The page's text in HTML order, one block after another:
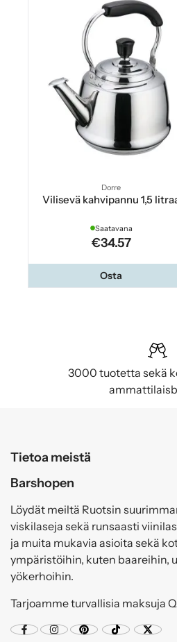
Dorre
Vilisevä kahvipannu 1,5
Saatavana
€34.57
Osta
3000 tuotetta sekä
Tietoa meistä
Barshopen
Löydät meiltä Ruotsin
viskilaseja sekä runsaasti
ja muita mukavia asioita sekä
ympäristöihin, kuten baareihin,
yökerhoihin.
Tarjoamme turvallisia maksuja